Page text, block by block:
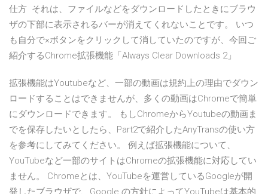
仕方 それは、ファイルなどをダウンロードしたときにブラウ
ザの下部に表示されるバーが消えてくれないことです。 いつ
も自分で×ボタンをクリックして消していたのですが、今回ご
紹介するChrome拡張機能「Always Clear Downloads 2」
拡張機能はYoutubeなど、一部の動画は規約上の理由でダウン
ロードすることはできませんが、多くの動画はChromeで簡単
にダウンロードできます。 もしChromeからYoutubeの動画ま
でを保存したいとしたら、Part2で紹介したAnyTransの使い方
を参考にしてみてください。 例えば拡張機能について、
YouTubeなど一部のサイトはChromeの拡張機能に対応してい
ません。 Chromeとは、YouTubeを運営しているGoogleが開